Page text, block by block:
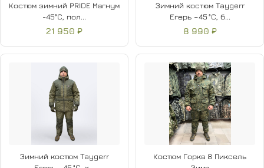
Костюм зимний PRIDE Магнум
-45°C, пол...
21 950 ₽
Зимний костюм Taygerr
Егерь –45 °C, б...
8 990 ₽
Зимний костюм Taygerr
Костюм Горка 8 Пиксель